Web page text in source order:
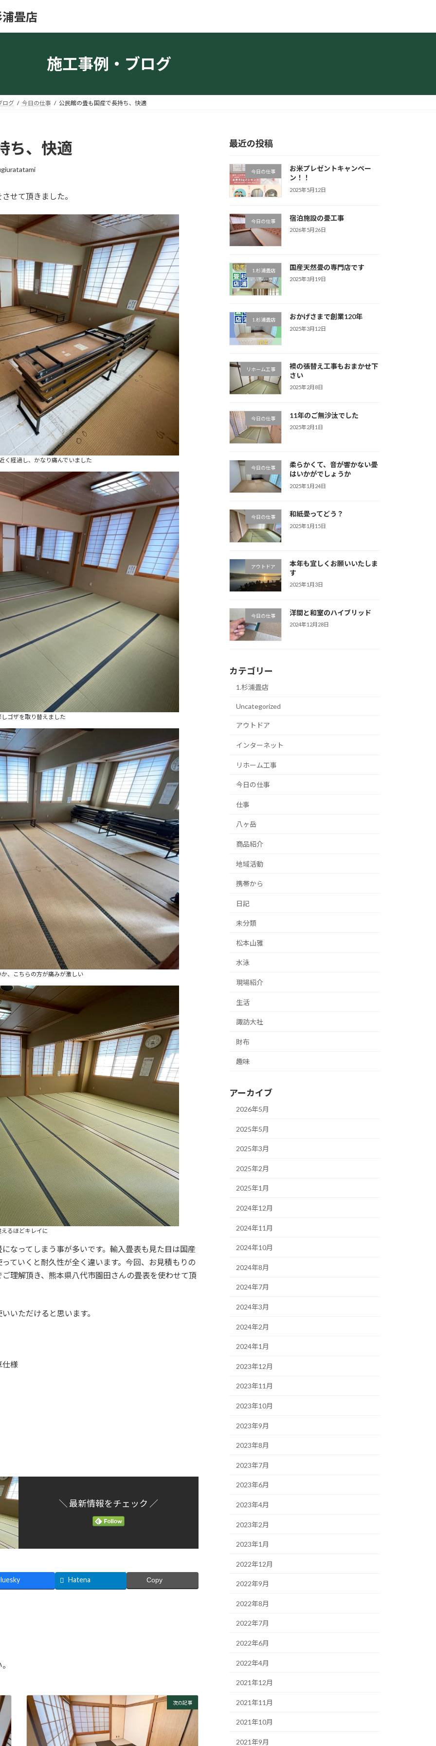
畳店
施工事例・ブログ
ログ 今日の仕事 公民館の畳も国産で長持ち、快適
ち、快適
せて頂きました。
く経過し、かなり痛んでいました
ゴザを取り替えました
、こちらの方が痛みが激しい
るほどキレイに
なってしまう事が多いです。輸入畳表も見た目は国産
ていくと耐久性が全く違います。今回、お見積もりの
理解頂き、熊本県八代市園田さんの畳表を使わせて頂
いただけると思います。
仕様
＼ 最新情報をチェック ／
Hatena Copy
次の記事
最近の投稿
今日の仕事
お米プレゼントキャンペー
ン！！
2025年5月12日
今日の仕事 宿泊施設の畳工事
2026年5月26日
1.杉浦畳店 国産天然畳の専門店です
2025年3月19日
1.杉浦畳店 おかげさまで創業120年
2025年3月12日
リホーム工事
襖の張替え工事もおまかせ下
さい
2025年2月8日
今日の仕事 11年のご無沙汰でした
2025年2月1日
今日の仕事
柔らかくて、音が響かない畳
はいかがでしょうか
2025年1月24日
今日の仕事 和紙畳ってどう？
2025年1月15日
アウトドア
本年も宜しくお願いいたしま
す
2025年1月3日
今日の仕事 洋間と和室のハイブリッド
2024年12月28日
カテゴリー
1.杉浦畳店
Uncategorized
アウトドア
インターネット
リホーム工事
今日の仕事
仕事
八ヶ岳
商品紹介
地域活動
携帯から
日記
未分類
松本山雅
水泳
現場紹介
生活
諏訪大社
財布
趣味
アーカイブ
2026年5月
2025年5月
2025年3月
2025年2月
2025年1月
2024年12月
2024年11月
2024年10月
2024年8月
2024年7月
2024年3月
2024年2月
2024年1月
2023年12月
2023年11月
2023年10月
2023年9月
2023年8月
2023年7月
2023年6月
2023年4月
2023年2月
2023年1月
2022年12月
2022年9月
2022年8月
2022年7月
2022年6月
2022年4月
2021年12月
2021年11月
2021年10月
2021年9月